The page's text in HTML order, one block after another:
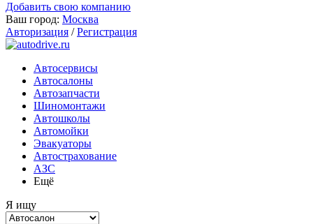
Добавить свою компанию
Ваш город: Москва
Авторизация / Регистрация
Автосервисы
Автосалоны
Автозапчасти
Шиномонтажи
Автошколы
Автомойки
Эвакуаторы
Автострахование
АЗС
Ещё
Я ищу